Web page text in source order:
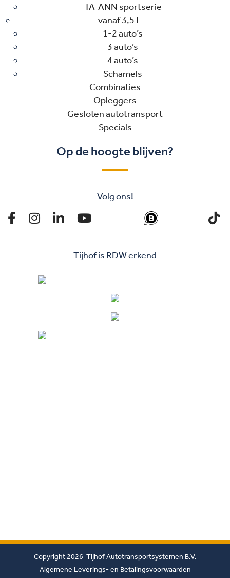
TA-ANN sportserie
vanaf 3,5T
1-2 auto’s
3 auto’s
4 auto’s
Schamels
Combinaties
Opleggers
Gesloten autotransport
Specials
Op de hoogte blijven?
Volg ons!
Tijhof is RDW erkend